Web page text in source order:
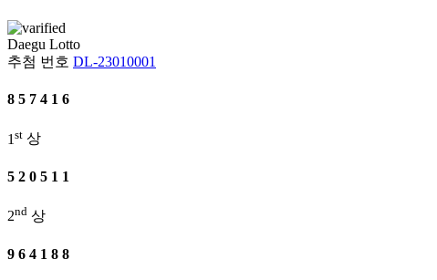
Daegu Lotto
추첨 번호 DL-23010001
8 5 7 4 1 6
1 st 상
5 2 0 5 1 1
2nd 상
9 6 4 1 8 8